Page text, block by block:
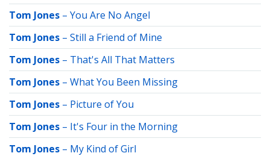
Tom Jones – You Are No Angel
Tom Jones – Still a Friend of Mine
Tom Jones – That's All That Matters
Tom Jones – What You Been Missing
Tom Jones – Picture of You
Tom Jones – It's Four in the Morning
Tom Jones – My Kind of Girl